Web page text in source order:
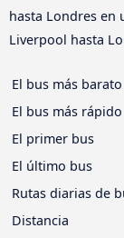
hasta Londres en
Liverpool hasta
El bus más barato
El bus más rápido
El primer bus
El último bus
Rutas diarias de
Distancia